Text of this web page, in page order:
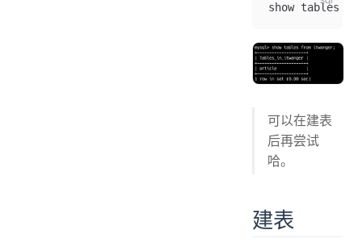
show tables
可以在建表
后再尝试
哈。
建表